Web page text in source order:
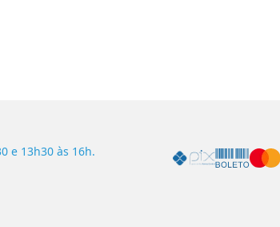
e 13h30 às 16h.